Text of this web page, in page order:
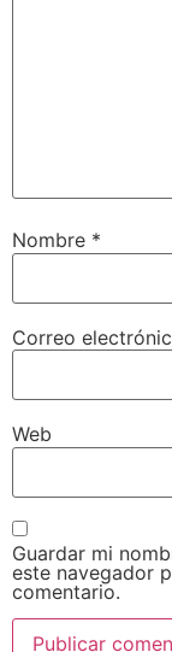
Nombre *
Correo
Web
Guardar mi
este navegador
comentario.